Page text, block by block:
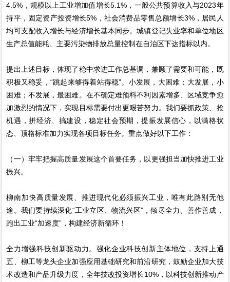
4.5%，规模以上工业增加值增长5.1%，一般公共预算收入与2023年
持平，固定资产投资增长5%，社会消费品零售总额增长3%，居民人
均可支配收入增长与经济增长基本同步。城镇登记失业率和单位地区
生产总值能耗、主要污染物排放总量控制在自治区下达指标以内。
提出上述目标，体现了稳中求进工作总基调，兼顾了需要和可能，既
积极又稳妥，“跳起来够得着站得稳”。小发展，大困难；大发展，小
困难；不发展，最困难。在不确定难预料不利因素增多、区域竞争愈
加激烈的情况下，实现目标需要付出更艰苦努力。我们要抓政策、抢
机遇，拼经济、搞建设，稳定社会预期，提振发展信心，以满格状
态、顶格标准加力实现各项目标任务。重点做好以下工作：
（一）牢牢把握高质量发展这个首要任务，以更强担当加快推进工业
振兴。
柳南加快高质量发展、推进现代化必须振兴工业，唯有此路别无他
途。我们要持续深化“工业立区、物流兴区”，倾尽全力、善作善成，
跑出工业“加速度”，构建经济新循环！
全力增强科技创新驱动力。强化企业科技创新主体地位，支持上通
五、柳工等龙头企业加强应用基础研究和前沿研究，鼓励企业加大技
术改造和产品升级力度，全年技改投资增长10%，以科技创新推动产